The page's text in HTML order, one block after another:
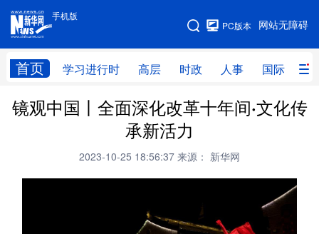
手机版
网站无障碍
PC版本
首页 学习进行时 高层 时政 人事 国际 财
手机版
网站地图
学习进行时 高层 时政 人事
财经 网评
体育
健康
镜观中国丨全面深化改革十年间·文化传
承新活力
2023-10-25 18:56:37 来源： 新华网